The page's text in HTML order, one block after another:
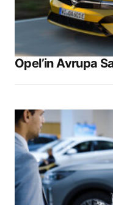
Opel’in Avrupa